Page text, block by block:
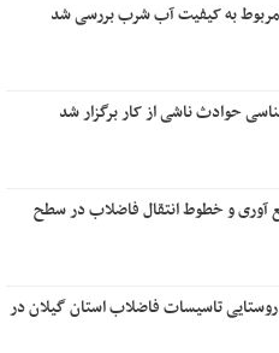
مربوط به کیفیت آب شرب بررسی شد
حوادث ناشی از کار برگزار شد
جمع آوری و خطوط انتقال فاضلاب در سطح
شهری و ۲ پروژه روستایی تاسیسات فاضلاب استان گیلان در